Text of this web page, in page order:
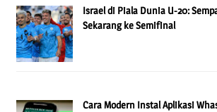
Israel di Piala Dunia U-20:
Sekarang ke Semifinal
Cara Modern Instal Aplikasi